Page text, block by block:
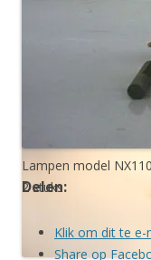
Lampen model
2 stuks
Delen:
Klik om dit te e-
Share op